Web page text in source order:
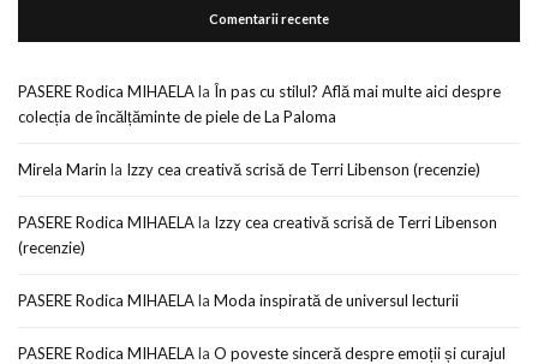
Comentarii recente
PASERE Rodica MIHAELAla În pas cu stilul? Află mai multe aici despre
colecția de încălțăminte de piele de La Paloma
Mirela Marin la Izzy cea creativă scrisă de Terri Libenson (recenzie)
PASERE Rodica MIHAELAla Izzy cea creativă scrisă de Terri Libenson
(recenzie)
PASERE Rodica MIHAELAla Moda inspirată de universul lecturii
PASERE Rodica MIHAELAla O poveste sinceră despre emoții și curajul